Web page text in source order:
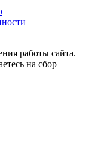
работы сайта.
на сбор